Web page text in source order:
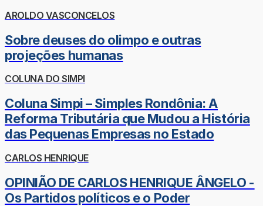
AROLDO VASCONCELOS
Sobre deuses do olimpo e outras
projeções humanas
COLUNA DO SIMPI
Coluna Simpi – Simples Rondônia: A
Reforma Tributária que Mudou a História
das Pequenas Empresas no Estado
CARLOS HENRIQUE
OPINIÃO DE CARLOS HENRIQUE ÂNGELO -
Os Partidos políticos e o Poder